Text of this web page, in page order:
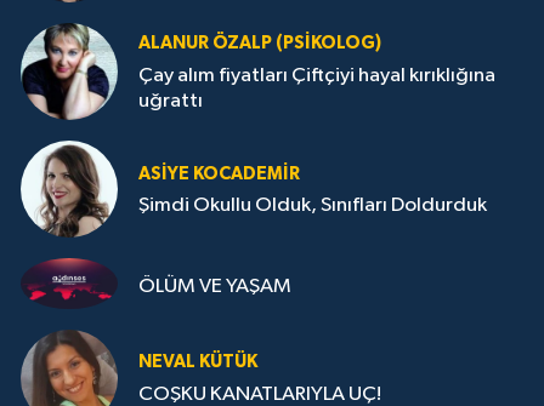
ALANUR ÖZALP (PSIKOLOG)
Çay alım fiyatları Çiftçiyi hayal kırıklığına
uğrattı
ASIYE KOCADEMİR
Şimdi Okullu Olduk, Sınıfları Doldurduk
ÖLÜM VE YAŞAM
NEVAL KÜTÜK
COŞKU KANATLARIYLA UÇ!